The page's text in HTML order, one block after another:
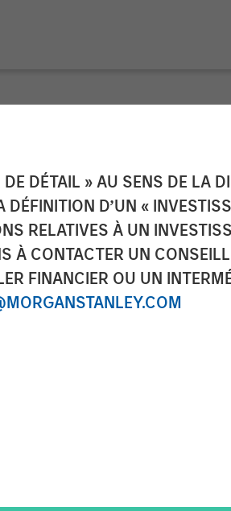
DÉTAIL » AU SENS DE LA
D’UN «
RELATIVES À UN
À CONTACTER UN
FINANCIER OU UN
Two